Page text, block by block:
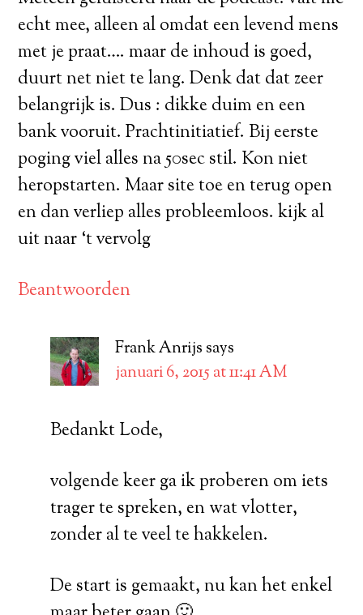
echt mee, alleen al omdat een levend mens
met je praat…. maar de inhoud is goed,
duurt net niet te lang. Denk dat dat zeer
belangrijk is. Dus : dikke duim en een
bank vooruit. Prachtinitiatief. Bij eerste
poging viel alles na 50sec stil. Kon niet
heropstarten. Maar site toe en terug open
en dan verliep alles probleemloos. kijk al
uit naar ‘t vervolg
Beantwoorden
Frank Anrijs says
januari 6, 2015 at 11:41 AM
Bedankt Lode,
volgende keer ga ik proberen om iets
trager te spreken, en wat vlotter,
zonder al te veel te hakkelen.
De start is gemaakt, nu kan het enkel